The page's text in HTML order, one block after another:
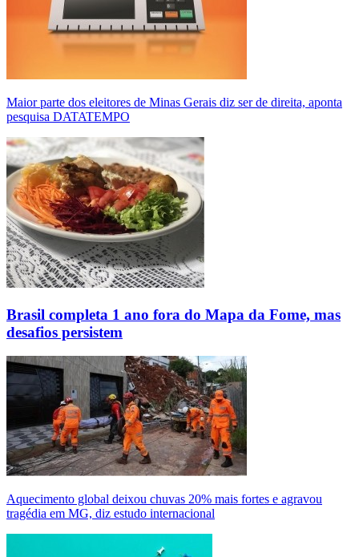
Maior parte dos eleitores de Minas Gerais diz ser de direita, aponta
pesquisa DATATEMPO
Brasil completa 1 ano fora do Mapa da Fome, mas
desafios persistem
Aquecimento global deixou chuvas 20% mais fortes e agravou
tragédia em MG, diz estudo internacional